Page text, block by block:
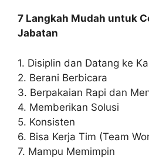
7 Langkah Mudah untuk
Jabatan
1. Disiplin dan Datang ke
2. Berani Berbicara
3. Berpakaian Rapi dan
4. Memberikan Solusi
5. Konsisten
6. Bisa Kerja Tim (Team
7. Mampu Memimpin